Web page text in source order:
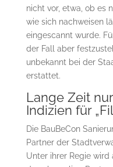
nicht vor, etwa, ob es
wie sich nachweisen
eingescannt wurde.
der Fall aber
unbekannt bei der
erstattet.
Lange Zeit
Indizien für
Die BauBeCon
Partner der
Unter ihrer Regie wird